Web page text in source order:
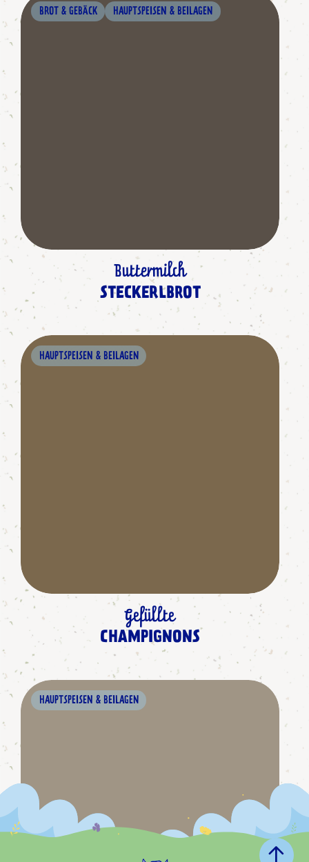
BROT & GEBÄCK HAUPTSPEISEN & BEILAGEN
Buttermilch
STECKERLBROT
HAUPTSPEISEN & BEILAGEN
Gefüllte
CHAMPIGNONS
HAUPTSPEISEN & BEILAGEN